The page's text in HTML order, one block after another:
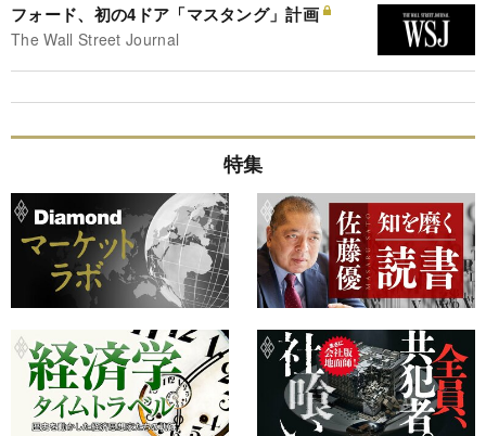
フォード、初の4ドア「マスタング」計画
The Wall Street Journal
特集